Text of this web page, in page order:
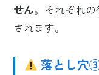
せん。それぞれ
されます。
落とし穴